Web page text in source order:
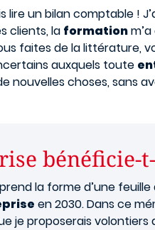
lire un bilan comptable
clients, la formation
faites de la littérature,
auxquels toute
nouvelles choses, sans
bénéficie-
prend la forme d’une
en 2030. Dans ce
je proposerais volontiers